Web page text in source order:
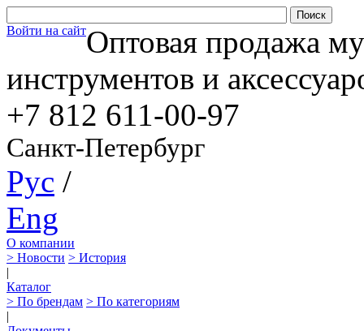
Войти на сайтОптовая продажа
инструментов и
+7 812 611-00-97
Санкт-Петербург
Рус /
Eng
О компании
> Новости > История
|
Каталог
> По брендам > По категориям
|